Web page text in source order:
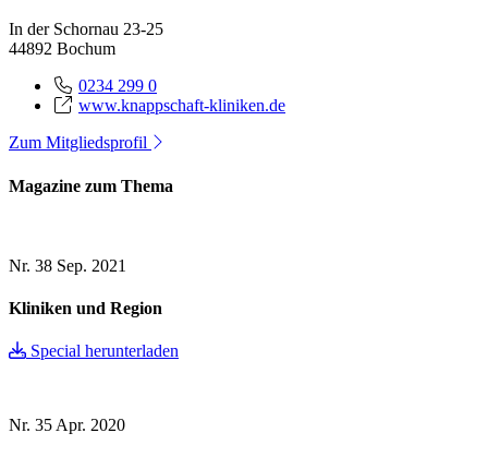
In der Schornau 23-25
44892 Bochum
0234 299 0
www.knappschaft-kliniken.de
Zum Mitgliedsprofil
Magazine zum Thema
Nr. 38 Sep. 2021
Kliniken und Region
Special herunterladen
Nr. 35Apr. 2020